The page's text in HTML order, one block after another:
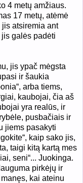
4 metų amžiaus.
17 metų, atėmė
atsiremia ant
galės padėti
jis ypač mėgsta
ir šaukia
arba tiems,
kaubojai, čia aš
yra realūs, ir
pusbačiais ir
jiems pasakyti
kaip sako jis,
taigi kitą kartą mes
seni“... Juokinga.
pirkėjų ir
kai ateinu